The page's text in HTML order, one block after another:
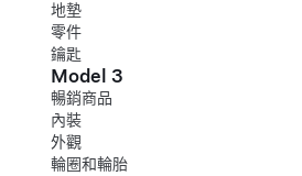
地墊
零件
鑰匙
Model 3
暢銷商品
內裝
外觀
輪圈和輪胎